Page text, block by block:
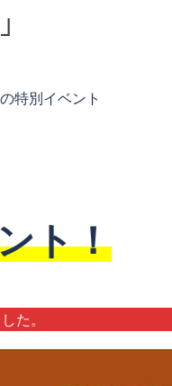
特別イベント
ト！
た。